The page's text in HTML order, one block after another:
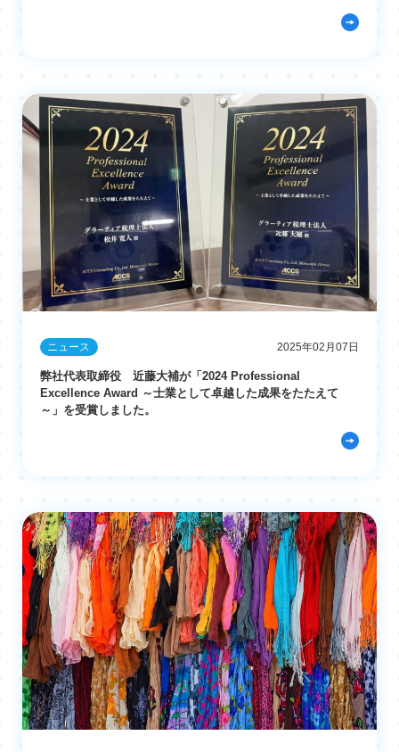
ニュース 2025年02月07日
弊社代表取締役 近藤大補が「2024 Professional
Excellence Award ～士業として卓越した成果をたたえて
～」を受賞しました。